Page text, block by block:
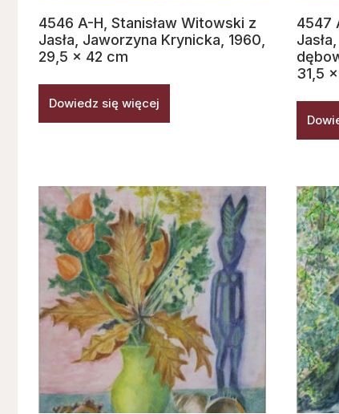
4546 A-H, Stanisław Witowski z
Jasła, Jaworzyna Krynicka, 1960,
29,5 x 42 cm
Dowiedz się więcej
4547
31,5